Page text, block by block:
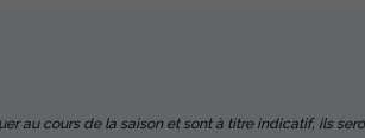
au cours de la saison et sont à titre indicatif, ils